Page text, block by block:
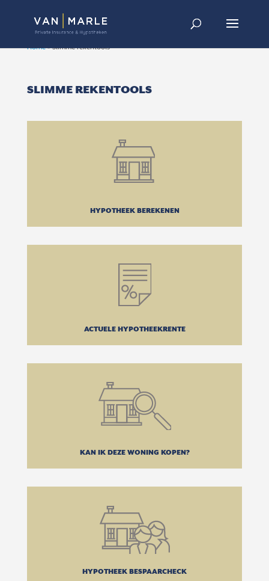
Home»Slimme rekentools
SLIMME REKENTOOLS
HYPOTHEEK BEREKENEN
ACTUELE HYPOTHEEKRENTE
KAN IK DEZE WONING KOPEN?
HYPOTHEEK BESPAARCHECK